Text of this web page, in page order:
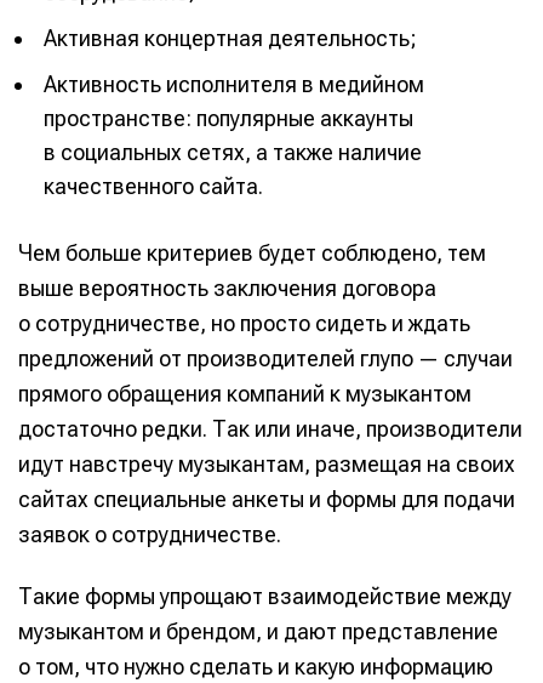
Активная концертная деятельность;
Активность исполнителя в медийном
пространстве: популярные аккаунты
в социальных сетях, а также наличие
качественного сайта.
Чем больше критериев будет соблюдено, тем
выше вероятность заключения договора
о сотрудничестве, но просто сидеть и ждать
предложений от производителей глупо — случаи
прямого обращения компаний к музыкантом
достаточно редки. Так или иначе, производители
идут навстречу музыкантам, размещая на своих
сайтах специальные анкеты и формы для подачи
заявок о сотрудничестве.
Такие формы упрощают взаимодействие между
музыкантом и брендом, и дают представление
о том, что нужно сделать и какую информацию